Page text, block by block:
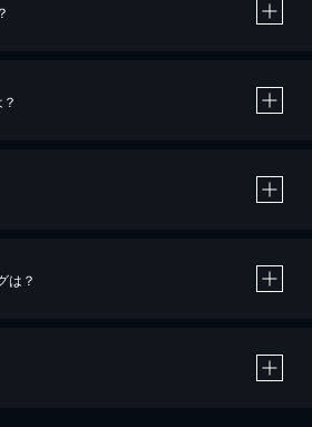
ジットカード決済による作品の購入 / レンタルです。
は？